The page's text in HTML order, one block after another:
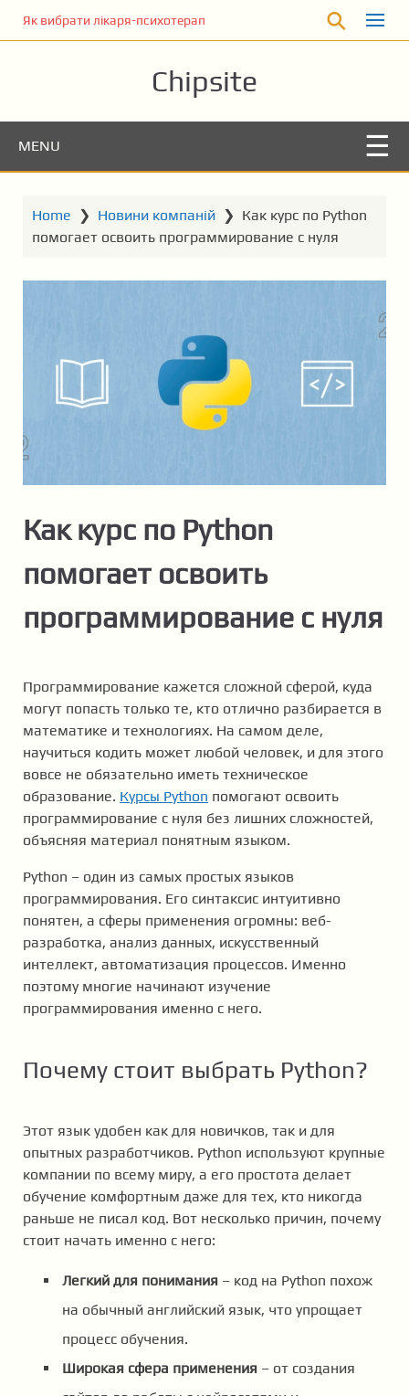
o
Як вибрати лікаря-психотерапевта для консультації
Chipsite
MENU
Home ❯ Новини компаній ❯ Как курс по Python
помогает освоить программирование с нуля
Как курс по Python
помогает освоить
программирование с нуля
Программирование кажется сложной сферой, куда
могут попасть только те, кто отлично разбирается в
математике и технологиях. На самом деле,
научиться кодить может любой человек, и для этого
вовсе не обязательно иметь техническое
образование. Курсы Рython помогают освоить
программирование с нуля без лишних сложностей,
объясняя материал понятным языком.
Python – один из самых простых языков
программирования. Его синтаксис интуитивно
понятен, а сферы применения огромны: веб-
разработка, анализ данных, искусственный
интеллект, автоматизация процессов. Именно
поэтому многие начинают изучение
программирования именно с него.
Почему стоит выбрать Python?
Этот язык удобен как для новичков, так и для
опытных разработчиков. Python используют крупные
компании по всему миру, а его простота делает
обучение комфортным даже для тех, кто никогда
раньше не писал код. Вот несколько причин, почему
стоит начать именно с него:
Легкий для понимания – код на Python похож
на обычный английский язык, что упрощает
процесс обучения.
Широкая сфера применения – от создания